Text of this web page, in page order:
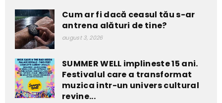
Cum ar fi dacă ceasul tău s-ar
antrena alături de tine?
august 3, 2026
SUMMER WELL implineste 15 ani.
Festivalul care a transformat
muzica intr-un univers cultural
revine...